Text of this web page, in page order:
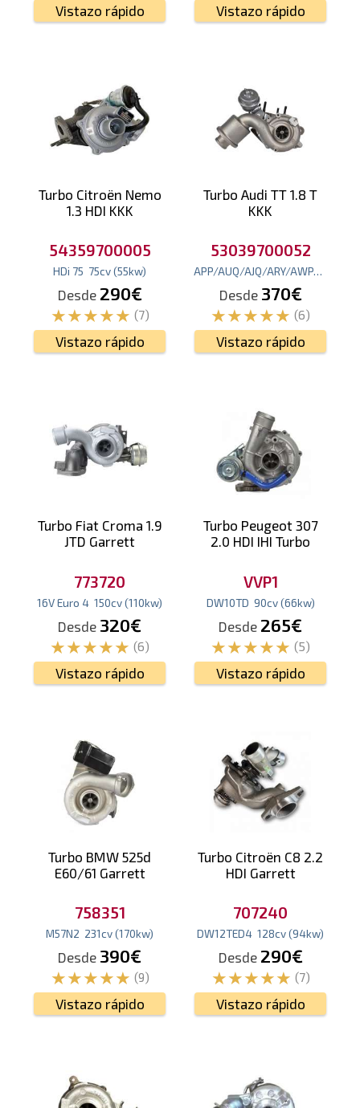
Vistazo rápido Vistazo rápido
Turbo Citroën Nemo
1.3 HDI KKK
54359700005
HDi 75 75cv(55kw)
Desde 290€
(7)
Vistazo rápido
Turbo Audi TT 1.8 T
KKK
53039700052
APP/AUQ/AJQ/ARY/AWP/
Desde 370€
(6)
Vistazo rápido
Turbo Fiat Croma 1.9
JTD Garrett
773720
16V Euro 4 150cv(110kw)
Desde 320€
(6)
Vistazo rápido
Turbo Peugeot 307
2.0 HDI IHI Turbo
VVP1
DW10TD 90cv (66kw)
Desde 265€
(5)
Vistazo rápido
Turbo BMW 525d
E60/61 Garrett
758351
M57N2 231cv(170kw)
Desde 390€
(9)
Vistazo rápido
Turbo Citroën C8 2.2
HDI Garrett
707240
DW12TED4 128cv(94kw)
Desde 290€
(7)
Vistazo rápido